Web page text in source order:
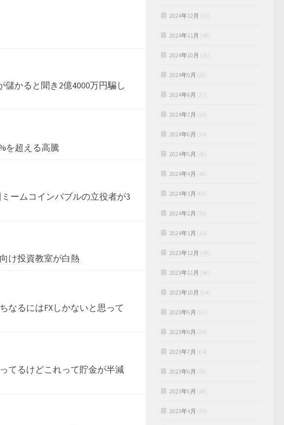
儲かると聞き2億4000万円騙し
を超える高騰
ームコインバブルの立役者が3
け投資教室が白熱
なるにはFXしかないと思って
てるけどこれって貯金が半減
2024年12月 (41)
2024年11月 (49)
2024年10月 (25)
2024年9月 (25)
2024年8月 (31)
2024年7月 (25)
2024年6月 (34)
2024年5月 (45)
2024年4月 (49)
2024年3月 (60)
2024年2月 (70)
2024年1月 (43)
2023年12月 (49)
2023年11月 (48)
2023年10月 (54)
2023年9月 (51)
2023年8月 (34)
2023年7月 (64)
2023年6月 (78)
2023年5月 (49)
2023年4月 (73)